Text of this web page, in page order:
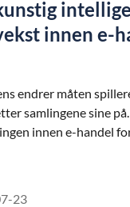
innen e-
endrer måten
samlingene sine
innen e-handel
23